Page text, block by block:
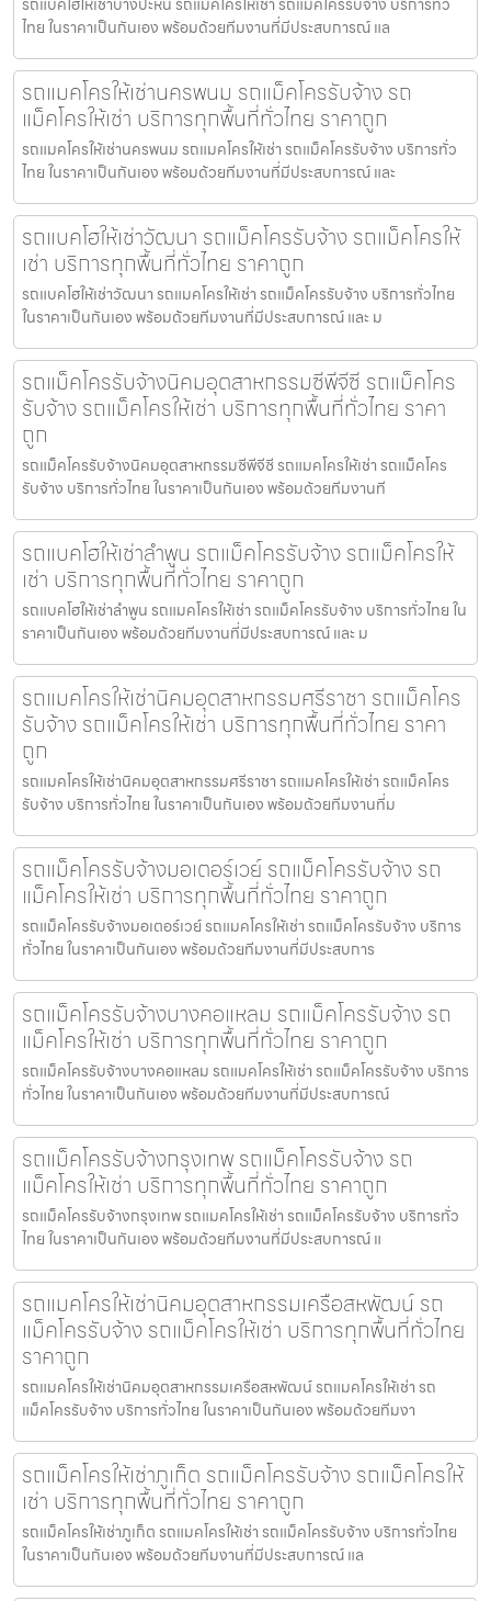
ไทย ในราคาเป็นกันเอง พร้อมด้วยทีมงานที่มีประสบการณ์ แล
รถแมคโครให้เช่านครพนม รถแม็คโครรับจ้าง รถ
แม็คโครให้เช่า บริการทุกพื้นที่ทั่วไทย ราคาถูก
รถแมคโครให้เช่านครพนม รถแมคโครให้เช่า รถแม็คโครรับจ้าง บริการทั่ว
ไทย ในราคาเป็นกันเอง พร้อมด้วยทีมงานที่มีประสบการณ์ และ
รถแบคโฮให้เช่าวัฒนา รถแม็คโครรับจ้าง รถแม็คโครให้
เช่า บริการทุกพื้นที่ทั่วไทย ราคาถูก
รถแบคโฮให้เช่าวัฒนา รถแมคโครให้เช่า รถแม็คโครรับจ้าง บริการทั่วไทย
ในราคาเป็นกันเอง พร้อมด้วยทีมงานที่มีประสบการณ์ และ ม
รถแม็คโครรับจ้างนิคมอุตสาหกรรมซีพีจีซี รถแม็คโคร
รับจ้าง รถแม็คโครให้เช่า บริการทุกพื้นที่ทั่วไทย ราคา
ถูก
รถแม็คโครรับจ้างนิคมอุตสาหกรรมซีพีจีซี รถแมคโครให้เช่า รถแม็คโคร
รับจ้าง บริการทั่วไทย ในราคาเป็นกันเอง พร้อมด้วยทีมงานที
รถแบคโฮให้เช่าลำพูน รถแม็คโครรับจ้าง รถแม็คโครให้
เช่า บริการทุกพื้นที่ทั่วไทย ราคาถูก
รถแบคโฮให้เช่าลำพูน รถแมคโครให้เช่า รถแม็คโครรับจ้าง บริการทั่วไทย ใน
ราคาเป็นกันเอง พร้อมด้วยทีมงานที่มีประสบการณ์ และ ม
รถแมคโครให้เช่านิคมอุตสาหกรรมศรีราชา รถแม็คโคร
รับจ้าง รถแม็คโครให้เช่า บริการทุกพื้นที่ทั่วไทย ราคา
ถูก
รถแมคโครให้เช่านิคมอุตสาหกรรมศรีราชา รถแมคโครให้เช่า รถแม็คโคร
รับจ้าง บริการทั่วไทย ในราคาเป็นกันเอง พร้อมด้วยทีมงานที่ม
รถแม็คโครรับจ้างมอเตอร์เวย์ รถแม็คโครรับจ้าง รถ
แม็คโครให้เช่า บริการทุกพื้นที่ทั่วไทย ราคาถูก
รถแม็คโครรับจ้างมอเตอร์เวย์ รถแมคโครให้เช่า รถแม็คโครรับจ้าง บริการ
ทั่วไทย ในราคาเป็นกันเอง พร้อมด้วยทีมงานที่มีประสบการ
รถแม็คโครรับจ้างบางคอแหลม รถแม็คโครรับจ้าง รถ
แม็คโครให้เช่า บริการทุกพื้นที่ทั่วไทย ราคาถูก
รถแม็คโครรับจ้างบางคอแหลม รถแมคโครให้เช่า รถแม็คโครรับจ้าง บริการ
ทั่วไทย ในราคาเป็นกันเอง พร้อมด้วยทีมงานที่มีประสบการณ์
รถแม็คโครรับจ้างกรุงเทพ รถแม็คโครรับจ้าง รถ
แม็คโครให้เช่า บริการทุกพื้นที่ทั่วไทย ราคาถูก
รถแม็คโครรับจ้างกรุงเทพ รถแมคโครให้เช่า รถแม็คโครรับจ้าง บริการทั่ว
ไทย ในราคาเป็นกันเอง พร้อมด้วยทีมงานที่มีประสบการณ์ แ
รถแมคโครให้เช่านิคมอุตสาหกรรมเครือสหพัฒน์ รถ
แม็คโครรับจ้าง รถแม็คโครให้เช่า บริการทุกพื้นที่ทั่วไทย
ราคาถูก
รถแมคโครให้เช่านิคมอุตสาหกรรมเครือสหพัฒน์ รถแมคโครให้เช่า รถ
แม็คโครรับจ้าง บริการทั่วไทย ในราคาเป็นกันเอง พร้อมด้วยทีมงา
รถแม็คโครให้เช่าภูเก็ต รถแม็คโครรับจ้าง รถแม็คโครให้
เช่า บริการทุกพื้นที่ทั่วไทย ราคาถูก
รถแม็คโครให้เช่าภูเก็ต รถแมคโครให้เช่า รถแม็คโครรับจ้าง บริการทั่วไทย
ในราคาเป็นกันเอง พร้อมด้วยทีมงานที่มีประสบการณ์ แล